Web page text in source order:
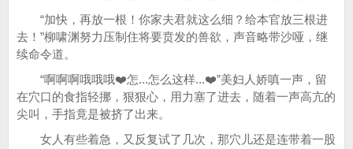
“加快，再放一根！你家夫君就这么细？给本官放三根进
去！”柳啸渊努力压制住将要贲发的兽欲，声音略带沙哑，继
续命令道。
“啊啊啊哦哦哦❤️怎...怎么这样...❤️”美妇人娇嗔一声，留
在穴口的食指轻挪，狠狠心，用力塞了进去，随着一声高亢的
尖叫，手指竟是被挤了出来。
女人有些着急，又反复试了几次，那穴儿还是连带着一股